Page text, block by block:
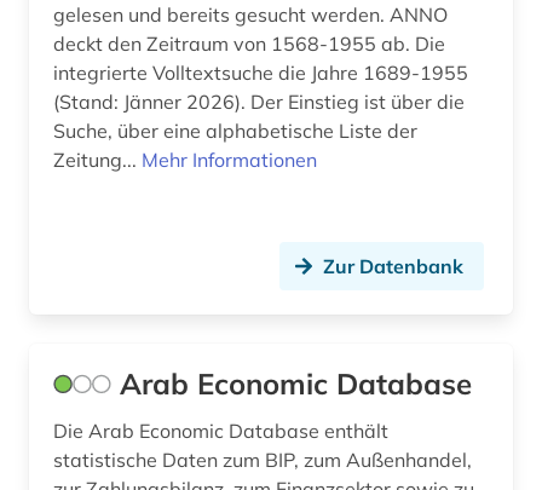
finanzintermediär (1)
finanzpolitik (1)
finanzstatistik (7)
firmendaten (2)
firmenhandbuch (1)
firmenkontaktdaten (1)
gelesen und bereits gesucht werden. ANNO
deckt den Zeitraum von 1568-1955 ab. Die
integrierte Volltextsuche die Jahre 1689-1955
(Stand: Jänner 2026). Der Einstieg ist über die
Suche, über eine alphabetische Liste der
Zeitung... Mehr Informationen
Zur Datenbank
Arab Economic Database
Die Arab Economic Database enthält
statistische Daten zum BIP, zum Außenhandel,